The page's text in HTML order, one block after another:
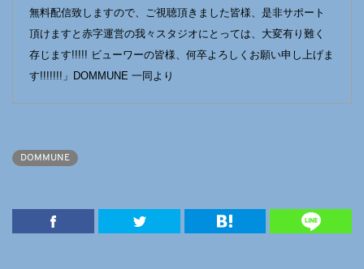
無料配信致しますので、ご視聴頂きました皆様、是非サポート
頂けますと赤字運営の我々スタジオにとっては、大変有り難く
存じます!!!!! ビューワーの皆様、何卒よろしくお願い申し上げま
す!!!!!!!」DOMMUNE 一同より
DOMMUNE